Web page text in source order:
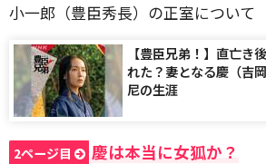
小一郎（豊臣秀長）の正室について
【豊臣兄弟！】直亡き
れた？妻となる慶（吉
尼の生涯
2ページ目 慶は本当に女狐か？